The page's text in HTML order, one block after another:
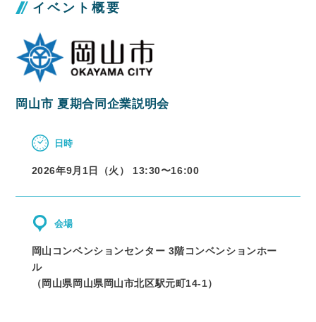
イベント概要
岡山市 夏期合同企業説明会
日時
2026年9月1日（火） 13:30〜16:00
会場
岡山コンベンションセンター 3階コンベンションホー
ル
（岡山県岡山県岡山市北区駅元町14-1）